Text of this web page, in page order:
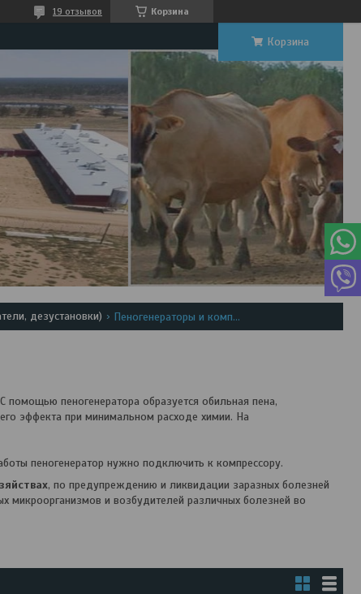
Корзина
19 отзывов
Корзина
дезустановки) Пеногенераторы и комплектующие
помощью пеногенератора образуется обильная пена,
эффекта при минимальном расходе химии. На
пеногенератор нужно подключить к компрессору.
, по предупреждению и ликвидации заразных болезней
микроорганизмов и возбудителей различных болезней во